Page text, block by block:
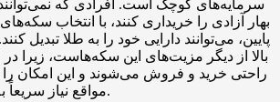
سرمایه‌های کوچک است. افرادی که
بهار آزادی را خریداری کنند، با انتخاب
پایین، می‌توانند دارایی خود را به طلا تبدیل
بالا از دیگر مزیت‌های این سکه‌هاست، زیرا
راحتی خرید و فروش می‌شوند و این امکان را
مواقع نیاز سریعاً به پول نقد تبدیل شوند.